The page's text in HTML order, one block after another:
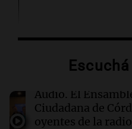
Trump vuelve a
01:31 Ciencia
Descubren vida
Ötzi, el hombre de
Audio. El
Ciudadana de
oyentes de la